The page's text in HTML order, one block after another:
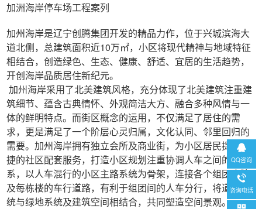
加洲海岸停车场工程案列
加州海岸是辽宁创腾集团开发的精品力作，位于兴城滨海大
道北侧，总建筑面积近10万㎡，小区将现代精神与地域特征
相结合，创造绿色、生态、健康、舒适、宜居的生活趋势，
开创海岸品质居住新纪元。
加州海岸采用了北美建筑风格，充分体现了北美建筑注重建
筑细节、蕴含古典情怀、外观简洁大方、融合多种风情与一
体的鲜明特点。而街区概念的运用，不仅满足了居住的需
求，更是满足了一个阶层心灵归属，文化认同、邻里回归的
需要。加州海岸拥有独立会所及商业街，为小区居民提供便
捷的社区配套服务，打造小区规划注重协调人车之间的关
系，以人车混行的小区主路系统为骨架，连接各个组团庭院
及每栋楼的车行道路，有利于组团间的人车分行，将道路系
统与绿地系统及建筑空间相结合，共同塑造空间景观。
QQ咨询
咨询电话